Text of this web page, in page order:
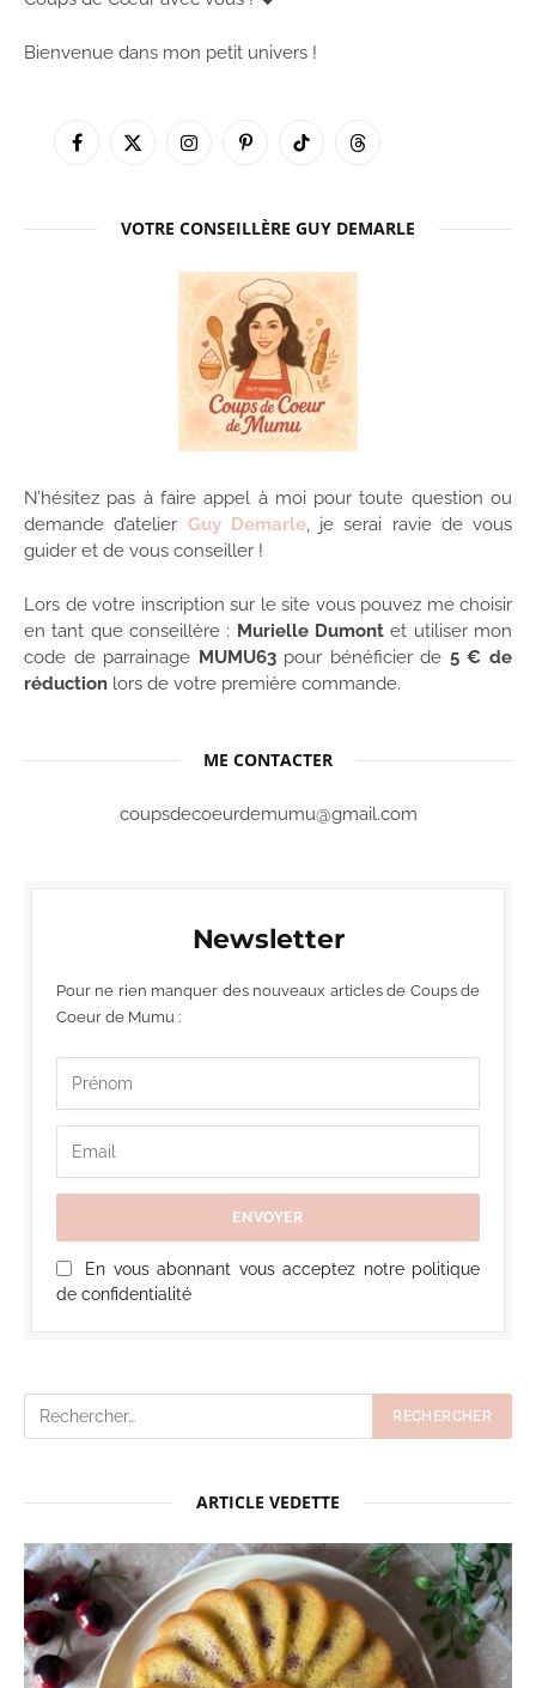
Bienvenue dans mon petit univers !
Facebook
X
InstagramPinterestTikTok Threads
VOTRE CONSEILLÈRE GUY DEMARLE
N’hésitez pas à faire appel à moi pour toute question ou
demande d’atelier Guy Demarle, je serai ravie de vous
guider et de vous conseiller !
Lors de votre inscription sur le site vous pouvez me choisir
en tant que conseillère : Murielle Dumont et utiliser mon
code de parrainage MUMU63pour bénéficier de 5 € de
réduction lors de votre première commande.
ME CONTACTER
coupsdecoeurdemumu@gmail.com
Newsletter
Pour ne rien manquer des nouveaux articles de Coups de
Coeur de Mumu :
En vous abonnant vous acceptez notre politique
de confidentialité
ARTICLE VEDETTE